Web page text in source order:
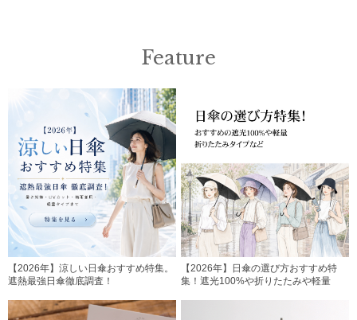
Feature
【2026年】涼しい日傘おすすめ特集。
遮熱最強日傘徹底調査！
【2026年】日傘の選び方おすすめ特
集！遮光100%や折りたたみや軽量